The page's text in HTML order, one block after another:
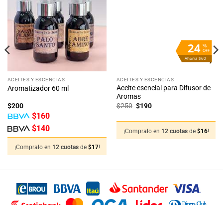
a la
lista
de
deseos
ACEITES Y ESCENCIAS
Aromatizador 60 ml
$200
$160
$140
¡Compralo en 12 cuotas de $17!
%
OFF
24
Ahorra $60
ACEITES Y ESCENCIAS
Aceite esencial para Difusor de
Aromas
$250 El
$250.
$190El
$190.
¡Compralo en 12 cuotas de $16!